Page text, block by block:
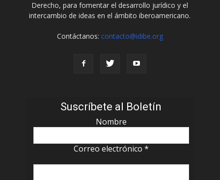
Derecho, para fomentar el desarrollo jurídico y el
intercambio de ideas en el ámbito iberoamericano.
Contáctanos: contacto@idibe.org
Suscríbete al Boletín
Nombre
Correo electrónico *